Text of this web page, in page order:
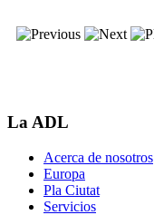
La ADL
Acerca de nosotros
Europa
Pla Ciutat
Servicios